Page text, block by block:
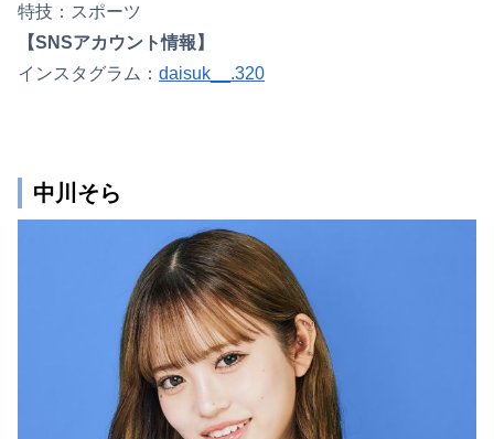
特技：スポーツ
【SNSアカウント情報】
インスタグラム： daisuk__.320
中川そら